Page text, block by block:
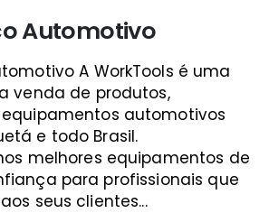
Automotivo
A WorkTools é uma
venda de produtos,
automotivos
e todo Brasil.
melhores equipamentos de
para profissionais que
seus clientes...